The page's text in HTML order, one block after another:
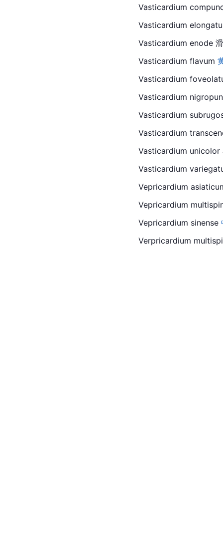
Vasticardium
Vasticardium
Vasticardium enode
Vasticardium flavum
Vasticardium
Vasticardium
Vasticardium
Vasticardium
Vasticardium unicolor
Vasticardium
Vepricardium
Vepricardium
Vepricardium sinense
Verpricardium